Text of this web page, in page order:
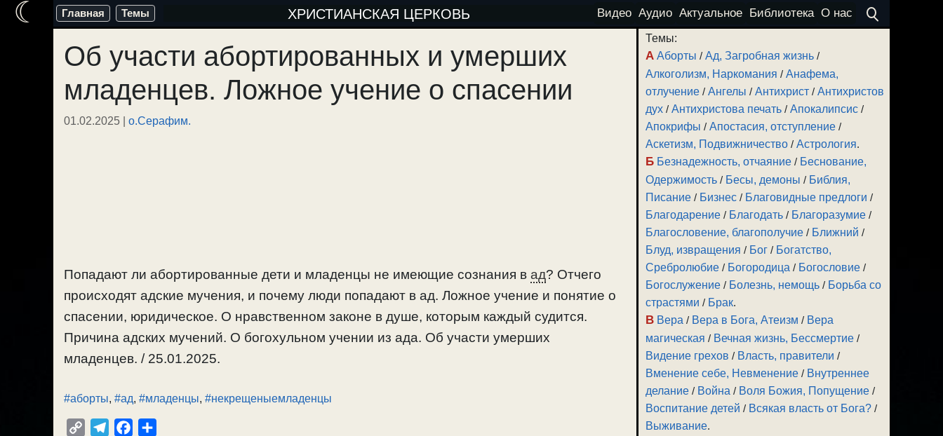
Перейти
содержимому
Главная Темы ХРИСТИАНСКАЯ ЦЕРКОВЬ Видео Аудио Актуальное Библиотека О нас
Об участи абортированных и умерших
младенцев. Ложное учение о спасении
01.02.2025 | о.Серафим.
Попадают ли абортированные дети и младенцы не имеющие сознания в ад? Отчего
происходят адские мучения, и почему люди попадают в ад. Ложное учение и понятие о
спасении, юридическое. О нравственном законе в душе, которым каждый судится.
Причина адских мучений. О богохульном учении из ада. Об участи умерших
младенцев. / 25.01.2025.
#аборты, #ад, #младенцы, #некрещеныемладенцы
Темы:
А Аборты /Ад, Загробная жизнь /
Алкоголизм, Наркомания /Анафема,
отлучение /Ангелы /Антихрист /Антихристов
дух /Антихристова печать /Апокалипсис /
Апокрифы /Апостасия, отступление /
Аскетизм, Подвижничество /Астрология.
Б Безнадежность, отчаяние / Беснование,
Одержимость / Бесы, демоны / Библия,
Писание / Бизнес / Благовидные предлоги /
Благодарение / Благодать / Благоразумие /
Благословение, благополучие / Ближний /
Блуд, извращения / Бог / Богатство,
Сребролюбие / Богородица / Богословие /
Богослужение / Болезнь, немощь / Борьба со
страстями / Брак.
В Вера / Вера в Бога, Атеизм / Вера
магическая / Вечная жизнь, Бессмертие /
Видение грехов / Власть, правители /
Вменение себе, Невменение / Внутреннее
делание / Война / Воля Божия, Попущение /
Воспитание детей / Всякая власть от Бога? /
Выживание.
☾